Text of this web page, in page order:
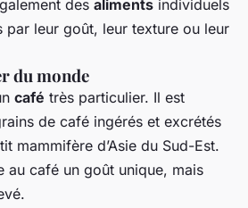
des aliments individuels
par leur goût, leur texture ou leur
du monde
café très particulier. Il est
de café ingérés et excrétés
mammifère d’Asie du Sud-Est.
au café un goût unique, mais